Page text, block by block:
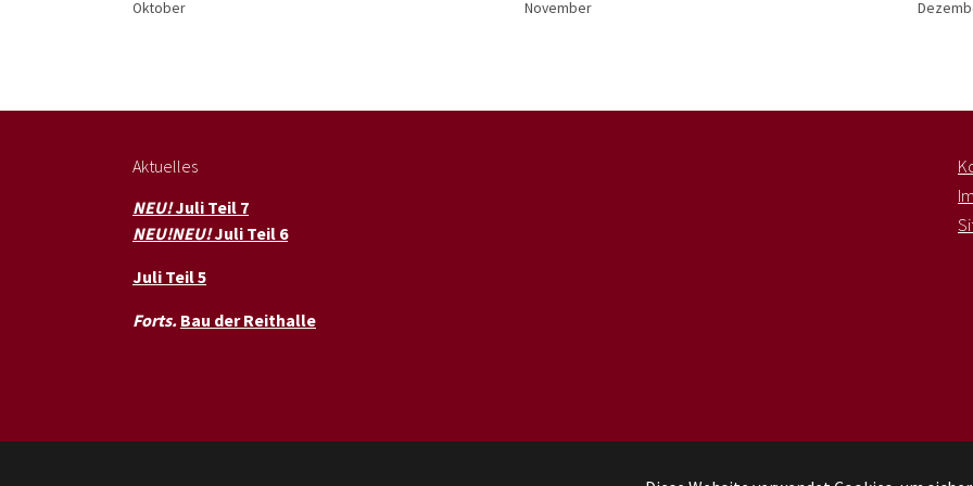
Oktober November
Aktuelles
NEU!Juli Teil 7
NEU!NEU!Juli Teil 6
Juli Teil 5
Forts. Bau der Reithalle